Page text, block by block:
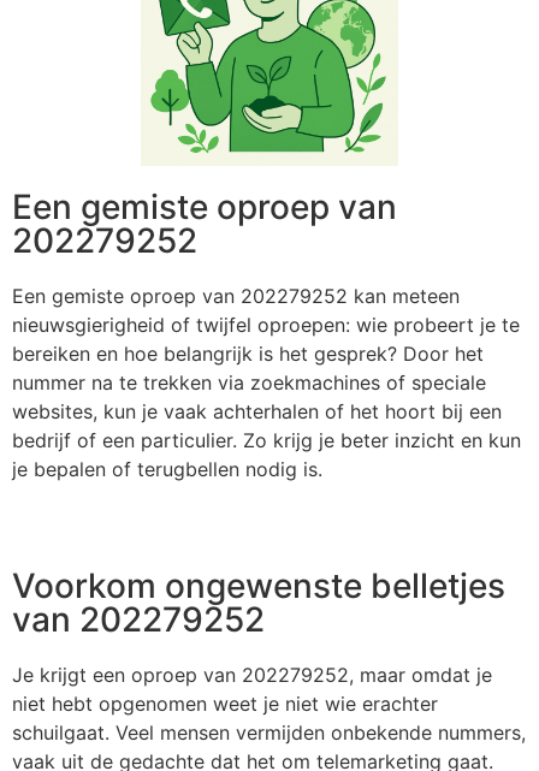
Een gemiste oproep van
202279252
Een gemiste oproep van 202279252 kan meteen
nieuwsgierigheid of twijfel oproepen: wie probeert je te
bereiken en hoe belangrijk is het gesprek? Door het
nummer na te trekken via zoekmachines of speciale
websites, kun je vaak achterhalen of het hoort bij een
bedrijf of een particulier. Zo krijg je beter inzicht en kun
je bepalen of terugbellen nodig is.
Voorkom ongewenste belletjes
van 202279252
Je krijgt een oproep van 202279252, maar omdat je
niet hebt opgenomen weet je niet wie erachter
schuilgaat. Veel mensen vermijden onbekende nummers,
vaak uit de gedachte dat het om telemarketing gaat.